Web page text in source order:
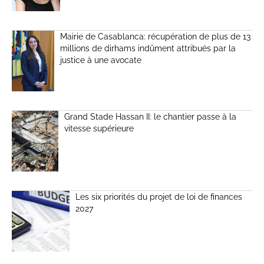
Mairie de Casablanca: récupération de plus de 13
millions de dirhams indûment attribués par la
justice à une avocate
Grand Stade Hassan II: le chantier passe à la
vitesse supérieure
Les six priorités du projet de loi de finances
2027